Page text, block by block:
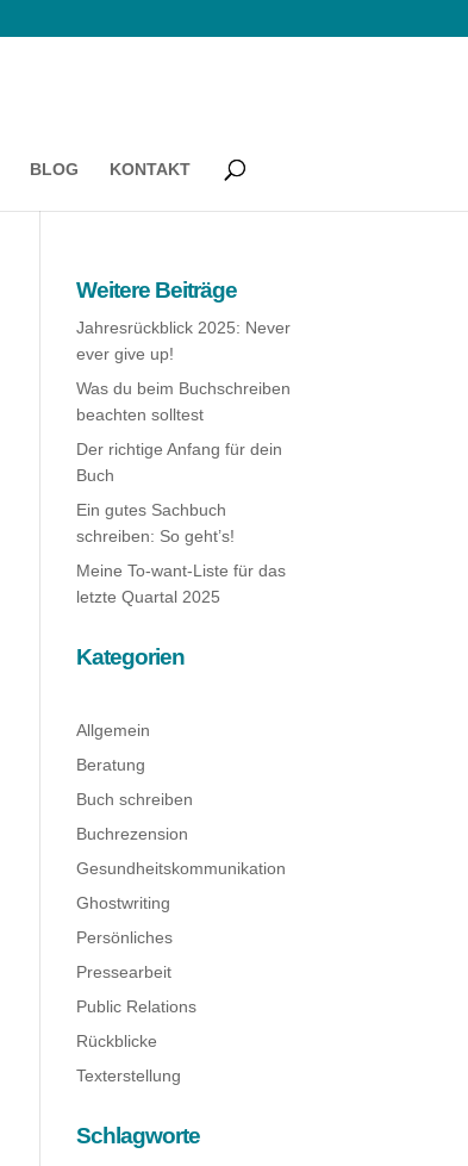
BLOG KONTAKT
Weitere Beiträge
Jahresrückblick 2025: Never
ever give up!
Was du beim Buchschreiben
beachten solltest
Der richtige Anfang für dein
Buch
Ein gutes Sachbuch
schreiben: So geht’s!
Meine To-want-Liste für das
letzte Quartal 2025
Kategorien
Allgemein
Beratung
Buch schreiben
Buchrezension
Gesundheitskommunikation
Ghostwriting
Persönliches
Pressearbeit
Public Relations
Rückblicke
Texterstellung
Schlagworte